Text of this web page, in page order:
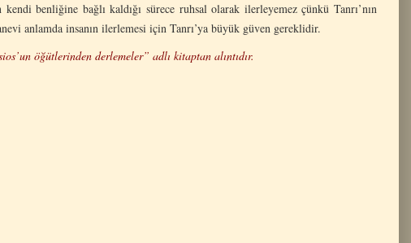
kendi benliğine bağlı kaldığı sürece ruhsal olarak ilerleyemez çünkü Tanrı’nın
anlamda insanın ilerlemesi için Tanrı’ya büyük güven gereklidir.
öğütlerinden derlemeler” adlı kitaptan alıntıdır.